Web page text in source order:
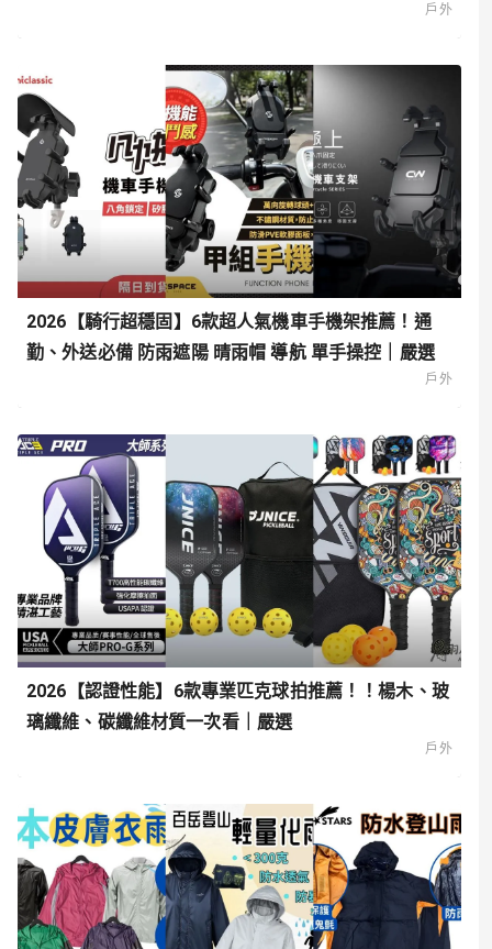
戶外
2026【騎行超穩固】6款超人氣機車手機架推薦！通
勤、外送必備 防雨遮陽 晴雨帽 導航 單手操控｜嚴選
戶外
2026【認證性能】6款專業匹克球拍推薦！！楊木、玻
璃纖維、碳纖維材質一次看｜嚴選
戶外